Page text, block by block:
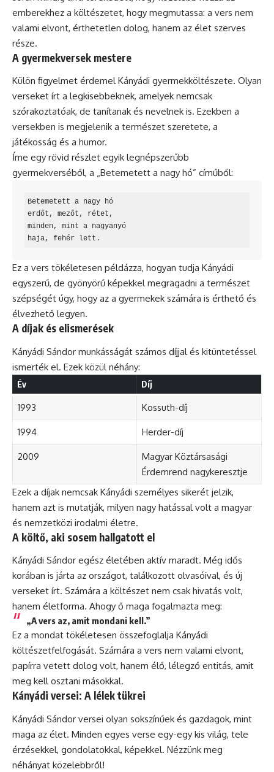
emberekhez a költészetet, hogy megmutassa: a vers nem
valami elvont, érthetetlen dolog, hanem az élet szerves
része.
A gyermekversek mestere
Külön figyelmet érdemel Kányádi gyermekköltészete. Olyan
verseket írt a legkisebbeknek, amelyek nemcsak
szórakoztatóak, de tanítanak és nevelnek is. Ezekben a
versekben is megjelenik a természet szeretete, a
játékosság és a humor.
Íme egy rövid részlet egyik legnépszerűbb
gyermekverséből, a „Betemetett a nagy hó” címűből:
Betemetett a nagy hó
erdőt, mezőt, rétet,
minden, mint a nagyanyó
haja, fehér lett.
Ez a vers tökéletesen példázza, hogyan tudja Kányádi
egyszerű, de gyönyörű képekkel megragadni a természet
szépségét úgy, hogy az a gyermekek számára is érthető és
élvezhető legyen.
A díjak és elismerések
Kányádi Sándor munkásságát számos díjjal és kitüntetéssel
ismerték el. Ezek közül néhány:
Év Díj
1993 Kossuth-díj
1994 Herder-díj
2009
Magyar Köztársasági
Érdemrend nagykeresztje
Ezek a díjak nemcsak Kányádi személyes sikerét jelzik,
hanem azt is mutatják, milyen nagy hatással volt a magyar
és nemzetközi irodalmi életre.
A költő, aki sosem hallgatott el
Kányádi Sándor egész életében aktív maradt. Még idős
korában is járta az országot, találkozott olvasóival, és új
verseket írt. Számára a költészet nem csak hivatás volt,
hanem életforma. Ahogy ő maga fogalmazta meg:
„A vers az, amit mondani kell.”
Ez a mondat tökéletesen összefoglalja Kányádi
költészetfelfogását. Számára a vers nem valami elvont,
papírra vetett dolog volt, hanem élő, lélegző entitás, amit
meg kell osztani másokkal.
Kányádi versei: A lélek tükrei
Kányádi Sándor versei olyan sokszínűek és gazdagok, mint
maga az élet. Minden egyes verse egy-egy kis világ, tele
érzésekkel, gondolatokkal, képekkel. Nézzünk meg
néhányat közelebbről!